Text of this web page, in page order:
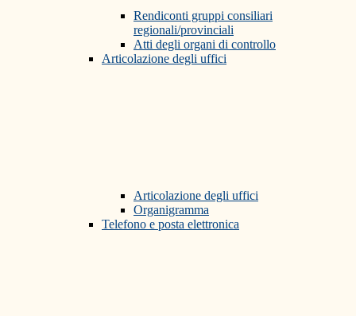
Rendiconti gruppi consiliari
regionali/provinciali
Atti degli organi di controllo
Articolazione degli uffici
Articolazione degli uffici
Organigramma
Telefono e posta elettronica